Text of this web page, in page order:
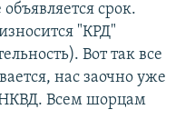
срок.
"КРД"
Вот так все
нас заочно уже
Всем шорцам